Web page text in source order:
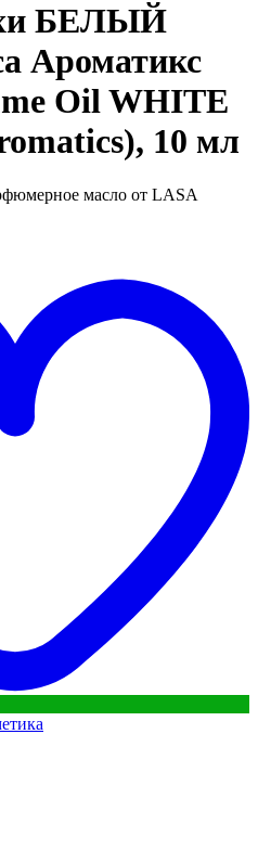
БЕЛЫЙ
Ароматикс
Oil WHITE
10 мл
масло от LASA